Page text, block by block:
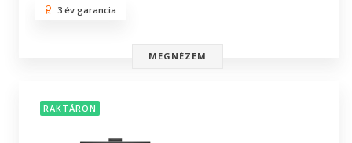
3 év garancia
MEGNÉZEM
RAKTÁRON